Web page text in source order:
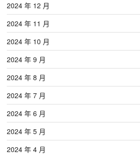
2024 年 12 月
2024 年 11 月
2024 年 10 月
2024 年 9 月
2024 年 8 月
2024 年 7 月
2024 年 6 月
2024 年 5 月
2024 年 4 月